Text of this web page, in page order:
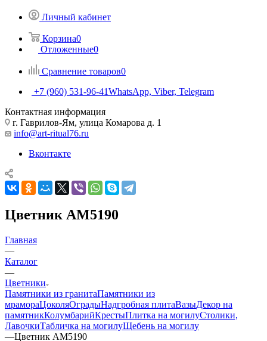
Личный кабинет
Корзина0
Отложенные0
Сравнение товаров0
+7 (960) 531-96-41WhatsApp, Viber, Telegram
Контактная информация
г. Гаврилов-Ям, улица Комарова д. 1
info@art-ritual76.ru
Вконтакте
Цветник AM5190
Главная
—
Каталог
—
Цветники
Памятники из гранитаПамятники из
мрамораЦоколяОградыНадгробная плитаВазыДекор на
памятникКолумбарийКрестыПлитка на могилуСтолики,
ЛавочкиТабличка на могилуЩебень на могилу
—Цветник AM5190